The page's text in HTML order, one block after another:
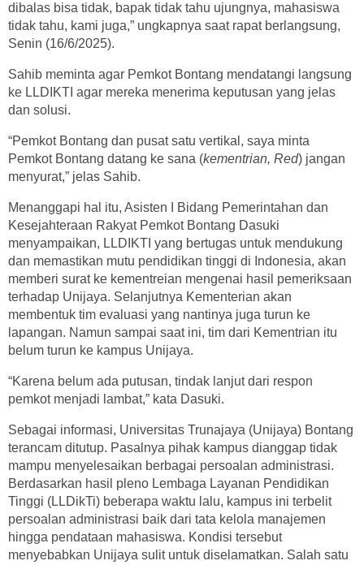
dibalas bisa tidak, bapak tidak tahu ujungnya, mahasiswa
tidak tahu, kami juga,” ungkapnya saat rapat berlangsung,
Senin (16/6/2025).
Sahib meminta agar Pemkot Bontang mendatangi langsung
ke LLDIKTI agar mereka menerima keputusan yang jelas
dan solusi.
“Pemkot Bontang dan pusat satu vertikal, saya minta
Pemkot Bontang datang ke sana (kementrian, Red) jangan
menyurat,” jelas Sahib.
Menanggapi hal itu, Asisten I Bidang Pemerintahan dan
Kesejahteraan Rakyat Pemkot Bontang Dasuki
menyampaikan, LLDIKTI yang bertugas untuk mendukung
dan memastikan mutu pendidikan tinggi di Indonesia, akan
memberi surat ke kementreian mengenai hasil pemeriksaan
terhadap Unijaya. Selanjutnya Kementerian akan
membentuk tim evaluasi yang nantinya juga turun ke
lapangan. Namun sampai saat ini, tim dari Kementrian itu
belum turun ke kampus Unijaya.
“Karena belum ada putusan, tindak lanjut dari respon
pemkot menjadi lambat,” kata Dasuki.
Sebagai informasi, Universitas Trunajaya (Unijaya) Bontang
terancam ditutup. Pasalnya pihak kampus dianggap tidak
mampu menyelesaikan berbagai persoalan administrasi.
Berdasarkan hasil pleno Lembaga Layanan Pendidikan
Tinggi (LLDikTi) beberapa waktu lalu, kampus ini terbelit
persoalan administrasi baik dari tata kelola manajemen
hingga pendataan mahasiswa. Kondisi tersebut
menyebabkan Unijaya sulit untuk diselamatkan. Salah satu